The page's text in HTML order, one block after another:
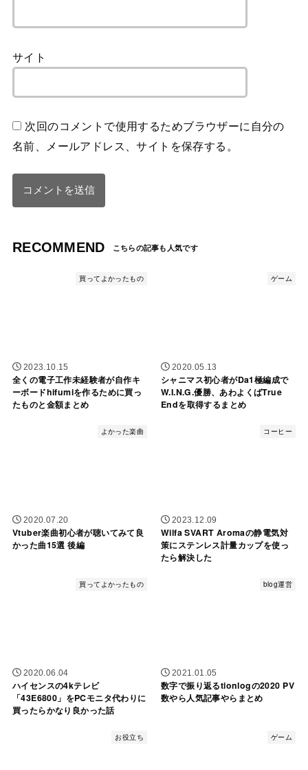
サイト
次回のコメントで使用するためブラウザーに自分の
名前、メールアドレス、サイトを保存する。
RECOMMEND
買ってよかったもの
2023.10.15
全くの電子工作未経験者が自作キ
ーボードhifumiを作るために買っ
たものと金額まとめ
ゲーム
2020.05.13
シャニマス初心者がDa1極編成で
W.I.N.G.優勝、あわよくばTrue
Endを取得するまとめ
よかった楽曲
2020.07.20
Vtuber楽曲初心者が聴いてみて良
かった曲15選 後編
コーヒー
2023.12.09
Wilfa SVART Aromaの静電気対
策にステンレス計量カップを使っ
たら解決した
買ってよかったもの
2020.06.04
ハイセンスの4kテレビ
「43E6800」をPCモニタ代わりに
買ったらかなり良かった話
blog運営
2021.01.05
数字で振り返るtionlogの2020 PV
数やら人気記事やらまとめ
お役立ち ゲーム